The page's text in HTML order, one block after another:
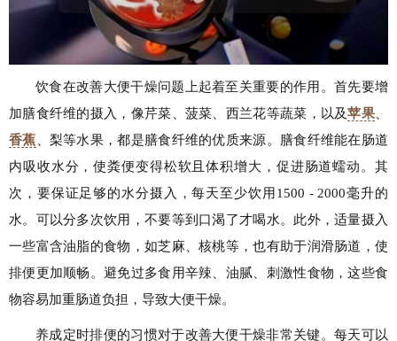
饮食在改善大便干燥问题上起着至关重要的作用。首先要增
加膳食纤维的摄入，像芹菜、菠菜、西兰花等蔬菜，以及苹果
香蕉 、梨等水果，都是膳食纤维的优质来源。膳食纤维能在肠道
内吸收水分，使粪便变得松软且体积增大，促进肠道蠕动。其
次，要保证足够的水分摄入，每天至少饮用1500 - 2000毫升的
水。可以分多次饮用，不要等到口渴了才喝水。此外，适量摄入
一些富含油脂的食物，如芝麻、核桃等，也有助于润滑肠道，使
排便更加顺畅。避免过多食用辛辣、油腻、刺激性食物，这些食
物容易加重肠道负担，导致大便干燥。
养成定时排便的习惯对于改善大便干燥非常关键。每天可以